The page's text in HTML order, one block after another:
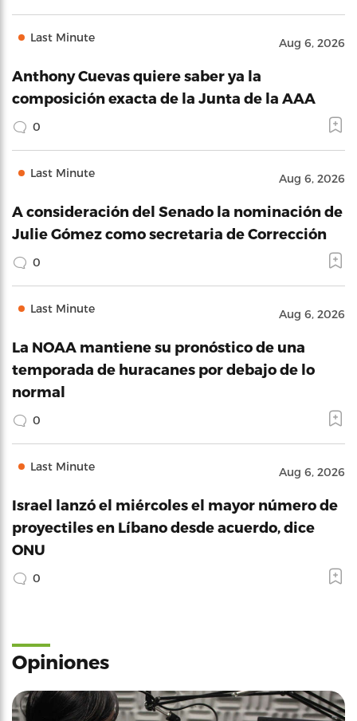
Last Minute Aug 6, 2026
Anthony Cuevas quiere saber ya la
composición exacta de la Junta de la AAA
0
Last Minute Aug 6, 2026
A consideración del Senado la nominación de
Julie Gómez como secretaria de Corrección
0
Last Minute Aug 6, 2026
La NOAA mantiene su pronóstico de una
temporada de huracanes por debajo de lo
normal
0
Last Minute Aug 6, 2026
Israel lanzó el miércoles el mayor número de
proyectiles en Líbano desde acuerdo, dice
ONU
0
Opiniones